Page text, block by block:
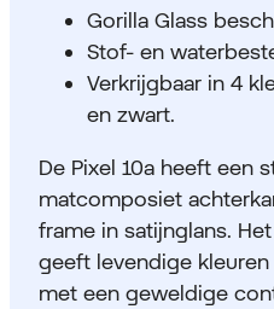
Gorilla Glass
Stof- en
Verkrijgbaar in 4
en zwart.
De Pixel 10a heeft een
matcomposiet
frame in satijnglans.
geeft levendige
met een geweldige